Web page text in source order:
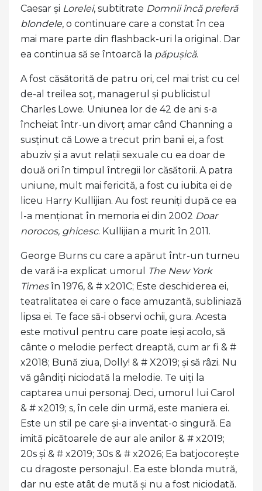
Caesar și Lorelei, subtitrate Domnii încă preferă
blondele, o continuare care a constat în cea
mai mare parte din flashback-uri la original. Dar
ea continua să se întoarcă la păpușică.
A fost căsătorită de patru ori, cel mai trist cu cel
de-al treilea soț, managerul și publicistul
Charles Lowe. Uniunea lor de 42 de ani s-a
încheiat într-un divorț amar când Channing a
susținut că Lowe a trecut prin banii ei, a fost
abuziv și a avut relații sexuale cu ea doar de
două ori în timpul întregii lor căsătorii. A patra
uniune, mult mai fericită, a fost cu iubita ei de
liceu Harry Kullijian. Au fost reuniți după ce ea
l-a menționat în memoria ei din 2002 Doar
norocos, ghicesc. Kullijian a murit în 2011.
George Burns cu care a apărut într-un turneu
de vară i-a explicat umorul
The New York
Timesîn 1976, & # x201C; Este deschiderea ei,
teatralitatea ei care o face amuzantă, subliniază
lipsa ei. Te face să-i observi ochii, gura. Acesta
este motivul pentru care poate ieși acolo, să
cânte o melodie perfect dreaptă, cum ar fi & #
x2018; Bună ziua, Dolly! & # X2019; și să râzi. Nu
vă gândiți niciodată la melodie. Te uiți la
captarea unui personaj. Deci, umorul lui Carol
& # x2019; s, în cele din urmă, este maniera ei.
Este un stil pe care și-a inventat-o ​​singură. Ea
imită picătoarele de aur ale anilor & # x2019;
20s și & # x2019; 30s & # x2026; Ea batjocorește
cu dragoste personajul. Ea este blonda mutră,
dar nu este atât de mută și nu a fost niciodată.